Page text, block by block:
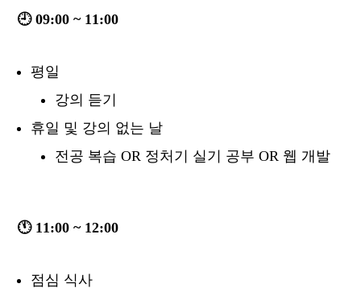
🕘 09:00 ~ 11:00
평일
강의 듣기
휴일 및 강의 없는 날
전공 복습 OR 정처기 실기 공부 OR 웹 개발
🕚 11:00 ~ 12:00
점심 식사